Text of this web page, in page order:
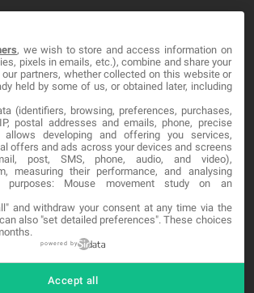
, we wish to store and access information on
pixels in emails, etc.), combine and share your
partners, whether collected on this website or
held by some of us, or obtained later, including
(identifiers, browsing, preferences, purchases,
postal addresses and emails, phone, precise
allows developing and offering you services,
offers and ads across your devices and screens
post, SMS, phone, audio, and video),
measuring their performance, and analysing
purposes: Mouse movement study on an
and withdraw your consent at any time via the
also "set detailed preferences". These choices
powered by
Accept all